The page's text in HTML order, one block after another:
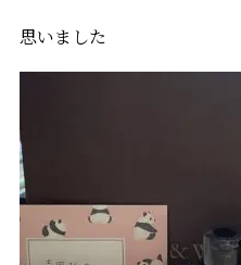
思いました